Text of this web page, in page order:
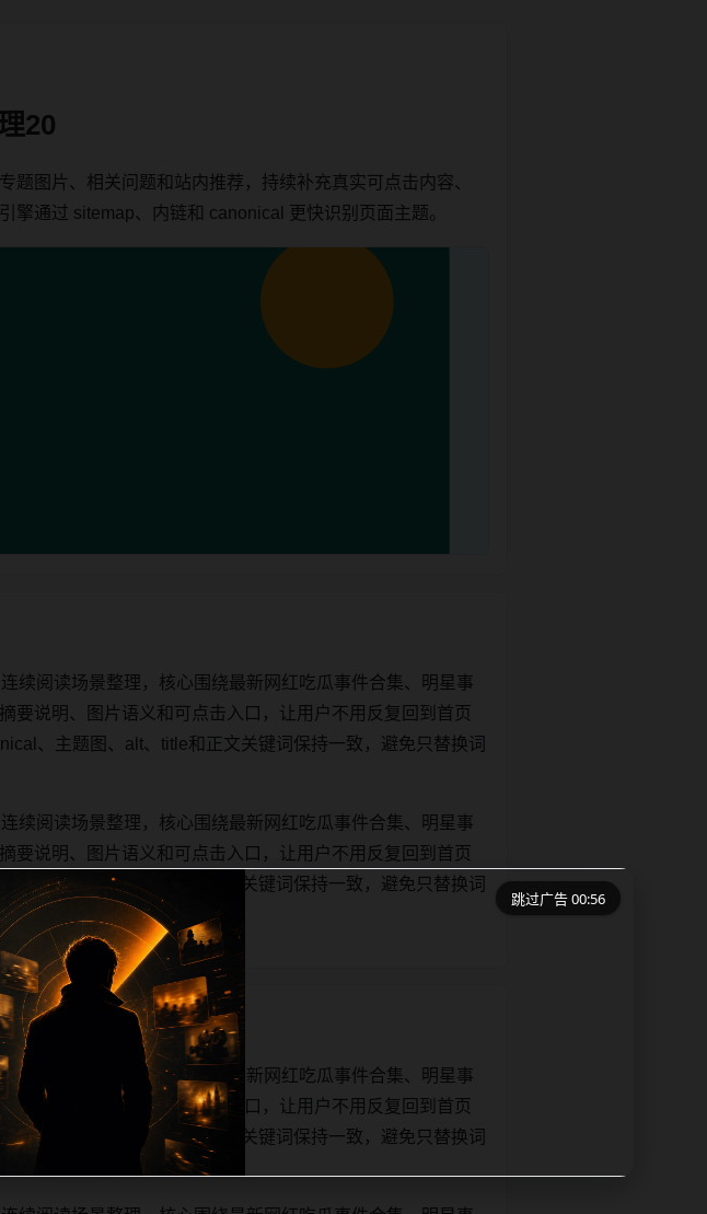
20
图片、相关问题和站内推荐，持续补充真实可点击内容、
通过 sitemap、内链和 canonical 更快识别页面主题。
续阅读场景整理，核心围绕最新网红吃瓜事件合集、明星事
要说明、图片语义和可点击入口，让用户不用反复回到首页
、主题图、alt、title和正文关键词保持一致，避免只替换词
续阅读场景整理，核心围绕最新网红吃瓜事件合集、明星事
要说明、图片语义和可点击入口，让用户不用反复回到首页
、主题图、alt、title和正文关键词保持一致，避免只替换词
续阅读场景整理，核心围绕最新网红吃瓜事件合集、明星事
要说明、图片语义和可点击入口，让用户不用反复回到首页
、主题图、alt、title和正文关键词保持一致，避免只替换词
跳过广告 00:56